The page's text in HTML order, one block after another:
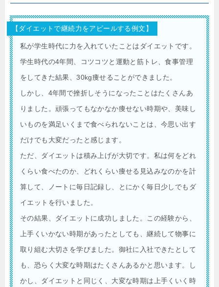
【ダイエットで継続力をアピールする例文】
私が学生時代に力を入れていたことはダイエットです。
学生時代の4年間、コツコツと運動と筋トレ、食事管理
をしてきた結果、30kg痩せることができました。
しかし、4年間で挫折しそうになったことはたくさんあ
りました。頑張ってもなかなか痩せない時期や、美味し
いものを満足いくまで食べられないことは、今思い出す
だけでも大変だったと感じます。
ただ、ダイエットは積み上げが大切です。私は何をどれ
くらい食べたのか、どれくらい痩せる見込みなのかを計
算して、ノートに毎日記録し、とにかく毎日少しでもダ
イエットを行いました。
その結果、ダイエットに成功しました。この経験から、
上手くいかない時期があったとしても、継続して物事に
取り組む大切さを学びました。御社に入社できたとして
も、恐らく大変な時期はたくさんあるかと思います。し
かし、ダイエットと同じく、大変な時期は上手くいく時